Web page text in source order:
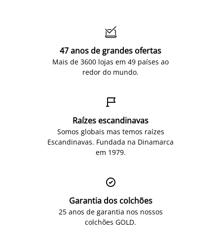

47 anos de grandes ofertas
Mais de 3600 lojas em 49 países ao
redor do mundo.

Raízes escandinavas
Somos globais mas temos raízes
Escandinavas. Fundada na Dinamarca
em 1979.

Garantia dos colchões
25 anos de garantia nos nossos
colchões GOLD.